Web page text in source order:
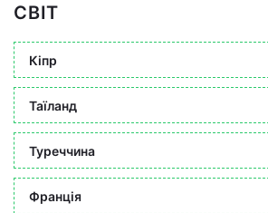
СВІТ
Кіпр
Таїланд
Туреччина
Франція